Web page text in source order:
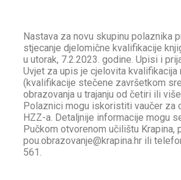
Nastava za novu skupinu polaznika
stjecanje djelomične kvalifikacije
u utorak, 7.2.2023. godine. Upisi i
Uvjet za upis je cjelovita kvalifikacija
(kvalifikacije stečene završetkom
obrazovanja u trajanju od četiri ili
Polaznici mogu iskoristiti vaučer za
HZZ-a. Detaljnije informacije mogu
Pučkom otvorenom učilištu Krapina,
pou.obrazovanje@krapina.hr ili
561.